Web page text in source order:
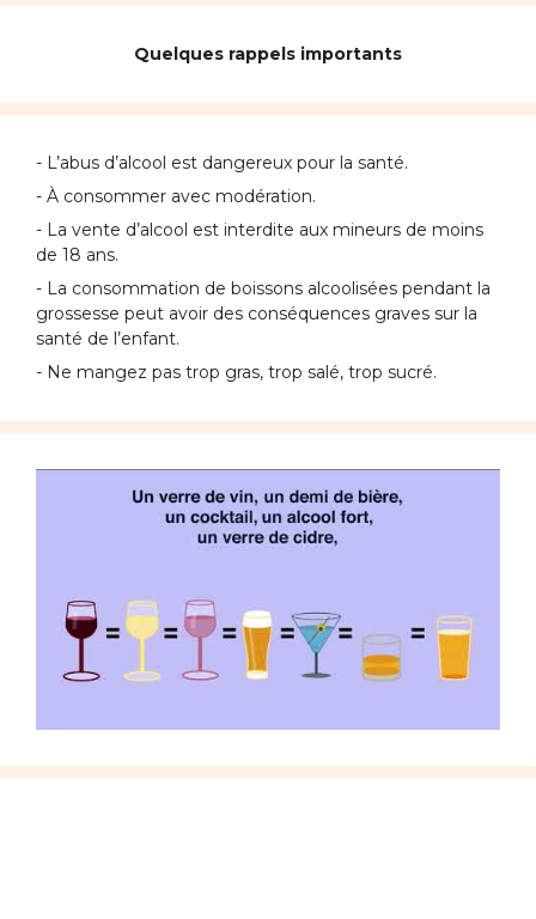
Quelques rappels importants
- L’abus d’alcool est dangereux pour la santé.
- À consommer avec modération.
- La vente d’alcool est interdite aux mineurs de moins
de 18 ans.
- La consommation de boissons alcoolisées pendant la
grossesse peut avoir des conséquences graves sur la
santé de l’enfant.
- Ne mangez pas trop gras, trop salé, trop sucré.